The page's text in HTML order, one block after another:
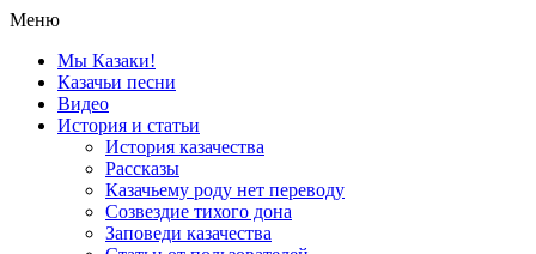
Меню
Мы Казаки!
Казачьи песни
Видео
История и статьи
История казачества
Рассказы
Казачьему роду нет переводу
Созвездие тихого дона
Заповеди казачества